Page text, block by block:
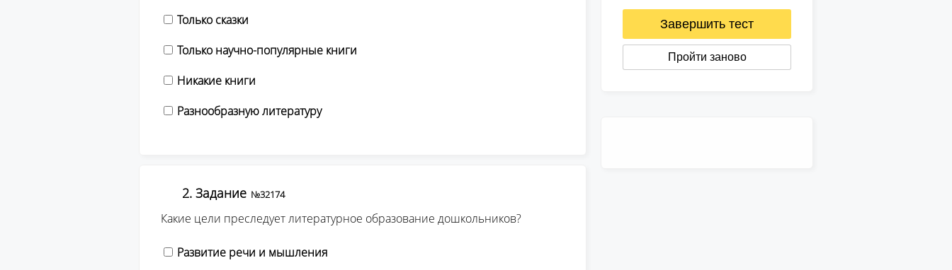
Только сказки
Только научно-популярные книги
Никакие книги
Разнообразную литературу
2. Задание №32174
Какие цели преследует литературное образование дошкольников?
Развитие речи и мышления
Завершить тест
Пройти заново